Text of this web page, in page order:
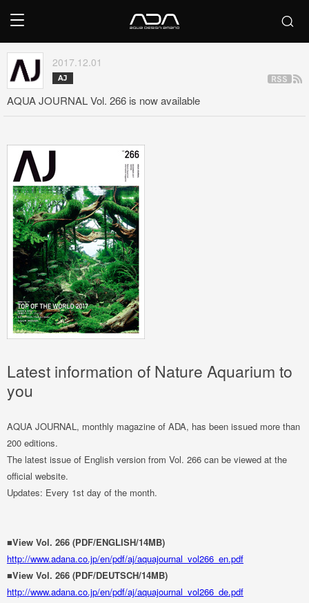
2017.12.01
AJ
AQUA JOURNAL Vol. 266 is now available
Latest information of Nature Aquarium to
you
AQUA JOURNAL, monthly magazine of ADA, has been issued more than
200 editions.
The latest issue of English version from Vol. 266 can be viewed at the
official website.
Updates: Every 1st day of the month.
■View Vol. 266 (PDF/ENGLISH/14MB)
http://www.adana.co.jp/en/pdf/aj/aquajournal_vol266_en.pdf
■View Vol. 266 (PDF/DEUTSCH/14MB)
http://www.adana.co.jp/en/pdf/aj/aquajournal_vol266_de.pdf